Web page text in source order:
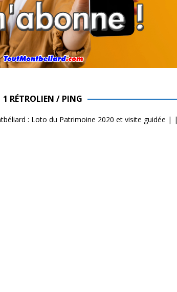
1 RÉTROLIEN / PING
: Loto du Patrimoine 2020 et visite guidée | |